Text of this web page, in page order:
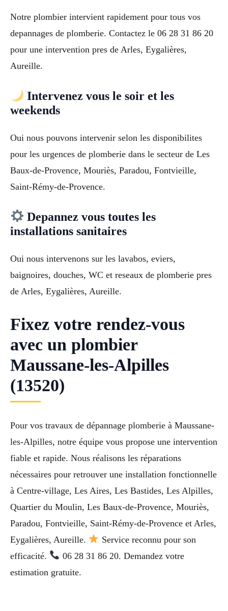
Notre plombier intervient rapidement pour tous vos
depannages de plomberie. Contactez le 06 28 31 86 20
pour une intervention pres de Arles, Eygalières,
Aureille.
Intervenez vous le soir et les
weekends
Oui nous pouvons intervenir selon les disponibilites
pour les urgences de plomberie dans le secteur de Les
Baux-de-Provence, Mouriès, Paradou, Fontvieille,
Saint-Rémy-de-Provence.
Depannez vous toutes les
installations sanitaires
Oui nous intervenons sur les lavabos, eviers,
baignoires, douches, WC et reseaux de plomberie pres
de Arles, Eygalières, Aureille.
Fixez votre rendez-vous
avec un plombier
Maussane-les-Alpilles
(13520)
Pour vos travaux de dépannage plomberie à Maussane-
les-Alpilles, notre équipe vous propose une intervention
fiable et rapide. Nous réalisons les réparations
nécessaires pour retrouver une installation fonctionnelle
à Centre-village, Les Aires, Les Bastides, Les Alpilles,
Quartier du Moulin, Les Baux-de-Provence, Mouriès,
Paradou, Fontvieille, Saint-Rémy-de-Provence et Arles,
Eygalières, Aureille.
Service reconnu pour son
efficacité.
06 28 31 86 20. Demandez votre
estimation gratuite.